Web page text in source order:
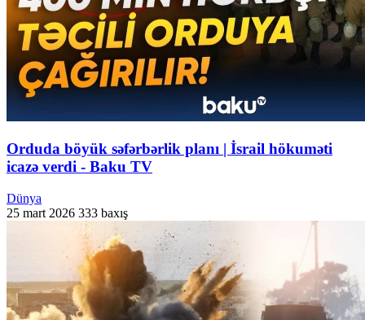
Orduda böyük səfərbərlik planı | İsrail hökuməti
icazə verdi - Baku TV
Dünya
25 mart 2026 333 baxış